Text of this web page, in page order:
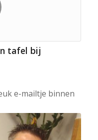
tafel bij
e-mailtje binnen